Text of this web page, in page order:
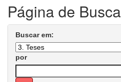
Página de Busca
Buscar em:
por